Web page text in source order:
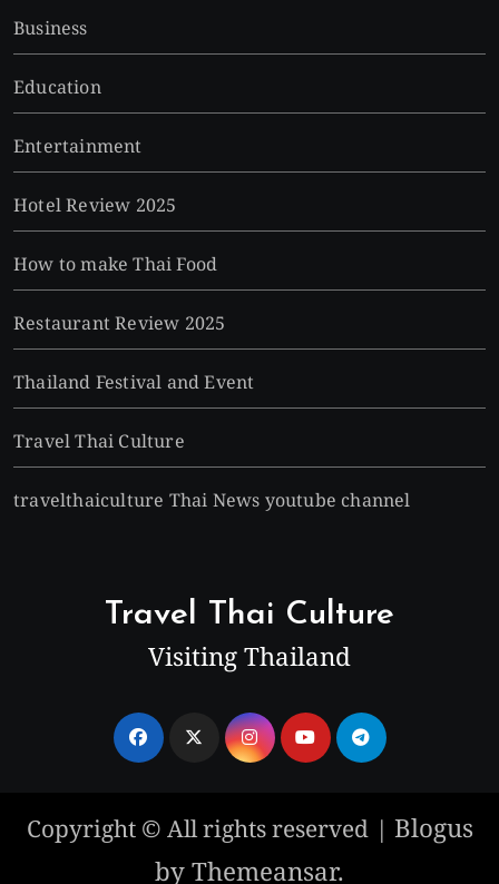
Business
Education
Entertainment
Hotel Review 2025
How to make Thai Food
Restaurant Review 2025
Thailand Festival and Event
Travel Thai Culture
travelthaiculture Thai News youtube channel
Travel Thai Culture
Visiting Thailand
Copyright © All rights reserved | Blogus
byThemeansar.